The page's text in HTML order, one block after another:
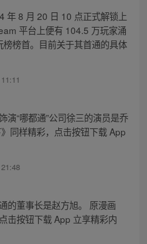
年 8 月 20 日 10 点正式解锁上
平台上便有 104.5 万玩家涌
榜首。目前关于其首通的具体
演“哪都通”公司徐三的演员是乔
同样精彩，点击按钮下载 App
的董事长是赵方旭。 原漫画
击按钮下载 App 立享精彩内